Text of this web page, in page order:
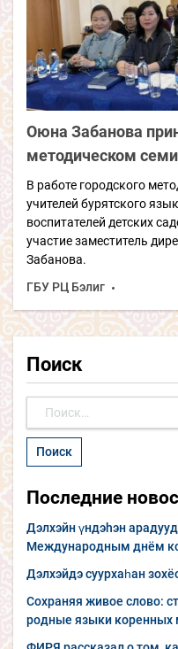
Оюна Забанова
методическом
В работе городского
учителей бурятского
воспитателей детских
участие заместитель
Забанова.
ГБУ РЦ Бэлиг
Поиск
Последние
Дэлхэйн үндэhэн
Международным днём
Дэлхэйдэ суурхаһан
Сохраняя живое слово:
родные языки коренных